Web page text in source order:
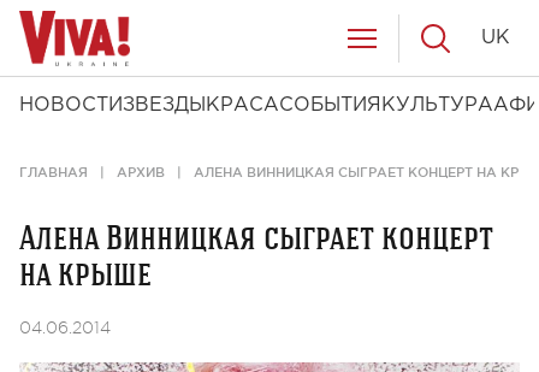
НОВОСТИ ЗВЕЗДЫ КРАСАСОБЫТИЯ КУЛЬТУРА
UK
ГЛАВНАЯ АРХИВ АЛЕНА ВИННИЦКАЯ СЫГРАЕТ КОНЦЕРТ НА
Алена Винницкая сыграет концерт
на крыше
04.06.2014